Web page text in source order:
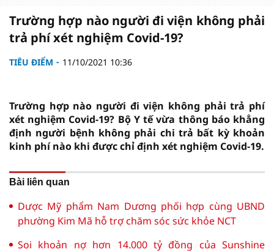
Trường hợp nào người đi viện không phải
trả phí xét nghiệm Covid-19?
TIÊU ĐIỂM 11/10/2021 10:36
Trường hợp nào người đi viện không phải trả phí
xét nghiệm Covid-19? Bộ Y tế vừa thông báo khẳng
định người bệnh không phải chi trả bất kỳ khoản
kinh phí nào khi được chỉ định xét nghiệm Covid-19.
Bài liên quan
Dược Mỹ phẩm Nam Dương phối hợp cùng UBND
phường Kim Mã hỗ trợ chăm sóc sức khỏe NCT
Soi khoản nợ hơn 14.000 tỷ đồng của Sunshine